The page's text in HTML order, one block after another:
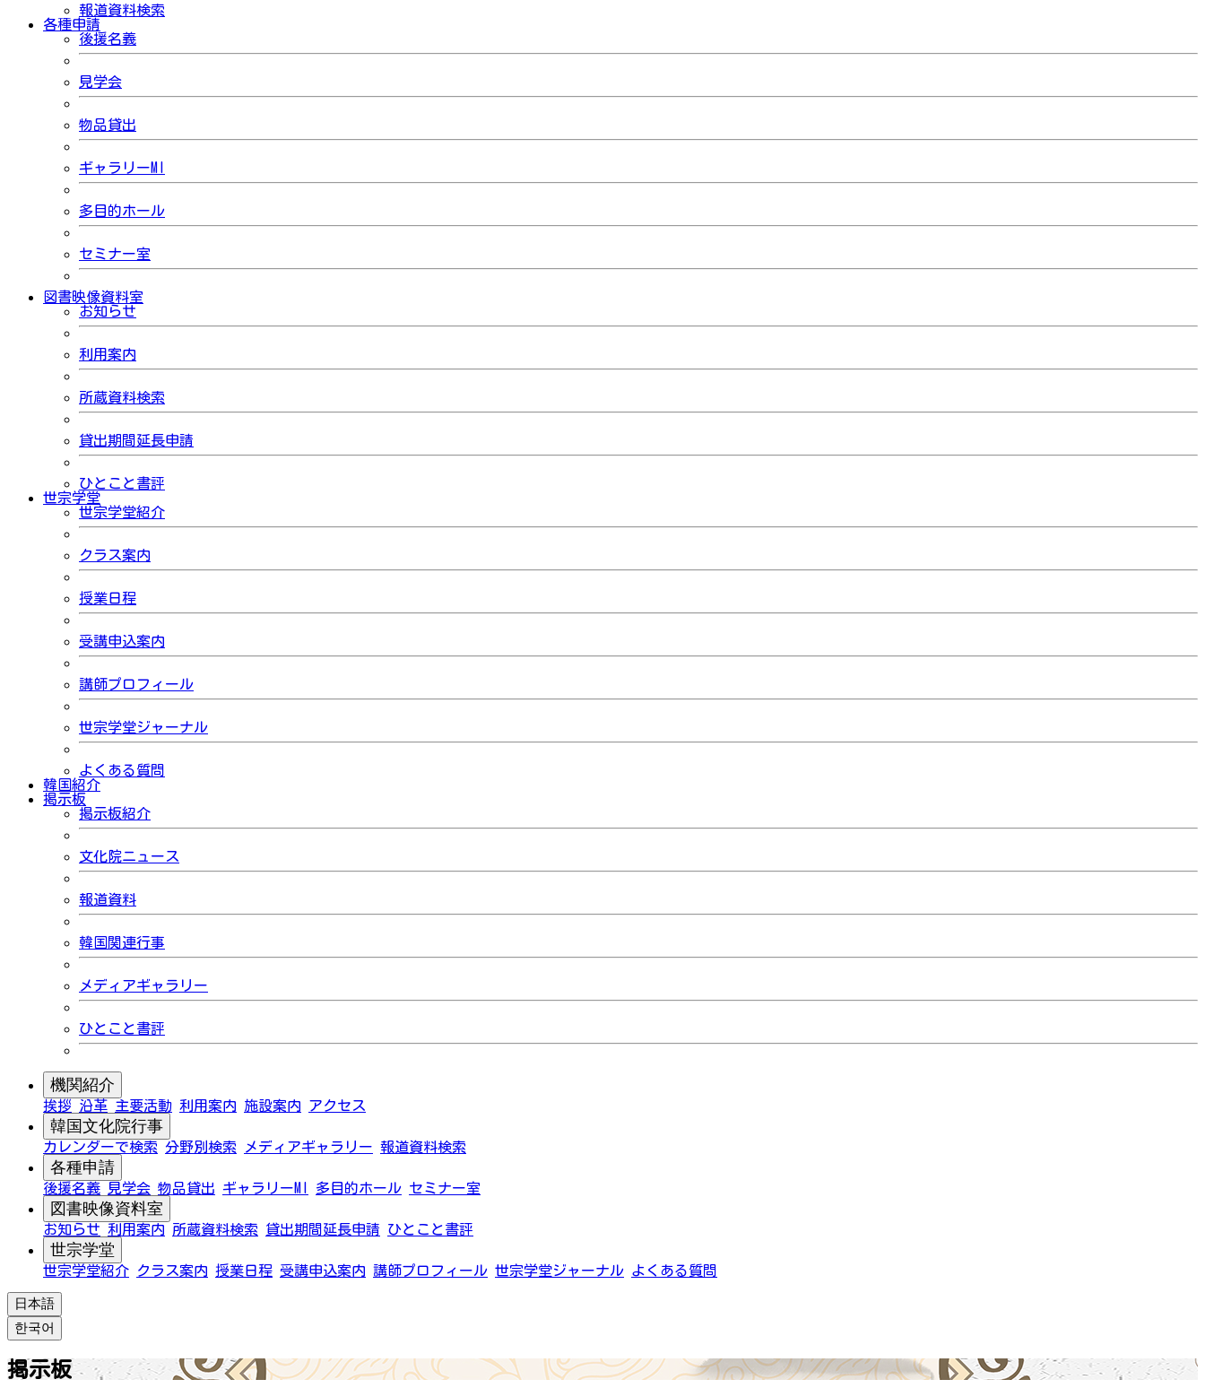
報道資料検索
各種申請
後援名義
見学会
物品貸出
ギャラリーMI
多目的ホール
セミナー室
図書映像資料室
お知らせ
利用案内
所蔵資料検索
貸出期間延長申請
ひとこと書評
世宗学堂
世宗学堂紹介
クラス案内
授業日程
受講申込案内
講師プロフィール
世宗学堂ジャーナル
よくある質問
韓国紹介
掲示板
掲示板紹介
文化院ニュース
報道資料
韓国関連行事
メディアギャラリー
ひとこと書評
機関紹介
挨拶 沿革 主要活動 利用案内 施設案内 アクセス
韓国文化院行事
カレンダーで検索 分野別検索 メディアギャラリー 報道資料検索
各種申請
後援名義 見学会 物品貸出 ギャラリーMI 多目的ホール セミナー室
図書映像資料室
お知らせ 利用案内 所蔵資料検索 貸出期間延長申請 ひとこと書評
世宗学堂
世宗学堂紹介 クラス案内 授業日程 受講申込案内 講師プロフィール 世宗学堂ジャーナル よくある質問
日本語
한국어
掲示板